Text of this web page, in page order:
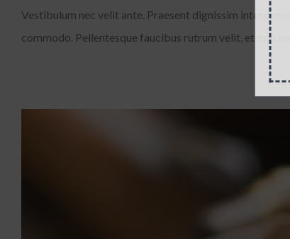
Vestibulum nec velit ante. Praesent dignissim interdum
commodo. Pellentesque faucibus rutrum velit, et